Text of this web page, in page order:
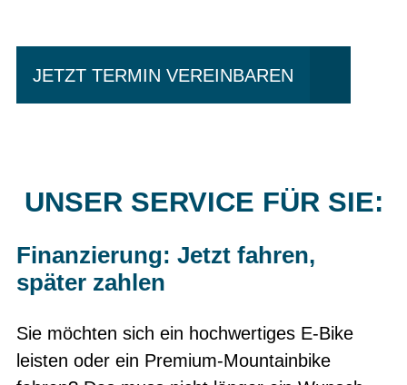
JETZT TERMIN VEREINBAREN
UNSER SERVICE FÜR SIE:
Finanzierung: Jetzt fahren,
später zahlen
Sie möchten sich ein hochwertiges E-Bike
leisten oder ein Premium-Mountainbike